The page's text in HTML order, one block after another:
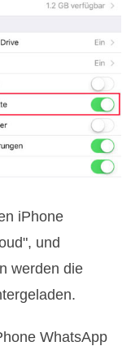
iPhone
und
werden die
WhatsApp